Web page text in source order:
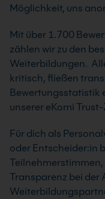
Möglichkeit, uns
Mit über 1.700
zählen wir zu den
Weiterbildungen.
kritisch, fließen
Bewertungsstatistik
unserer eKomi
Für dich als
oder Entscheider:in
Transparenz bei der